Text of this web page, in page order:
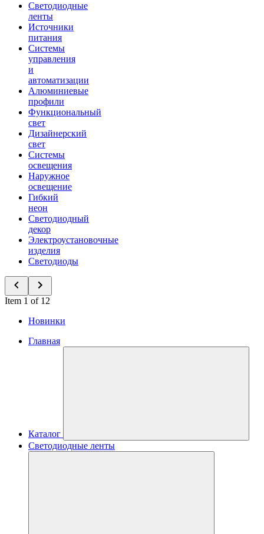
Светодиодные
ленты
Источники
питания
Системы
управления
и
автоматизации
Алюминиевые
профили
Функциональный
свет
Дизайнерский
свет
Системы
освещения
Наружное
освещение
Гибкий
неон
Светодиодный
декор
Электроустановочные
изделия
Светодиоды
Item 1 of 12
Новинки
Главная
Каталог
Светодиодные ленты